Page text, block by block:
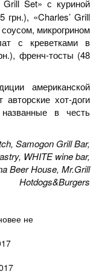
Grill Set» с куриной
грн.), «Charles’ Grill
микрогрином
с креветками в
френч-тосты (48
американской
хот-доги
в честь
Samogon Grill Bar,
WHITE wine bar,
Beer House, Mr.Grill
Hotdogs&Burgers
не